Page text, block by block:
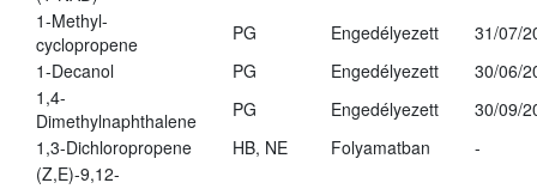
1-Methyl-
cyclopropene
PG Engedélyezett
31/07/
1-Decanol
PG Engedélyezett
30/06/
1,4-
Dimethylnaphthalene
PG Engedélyezett
30/09/
1,3-Dichloropropene
HB, NE Folyamatban
-
(Z,E)-9,12-